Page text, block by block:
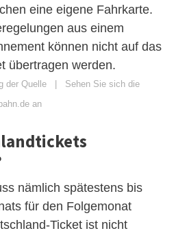
eine eigene Fahrkarte.
aus einem
können nicht auf das
übertragen werden.
der Quelle | Sehen Sie sich die
an
nämlich spätestens bis
für den Folgemonat
Ticket ist nicht